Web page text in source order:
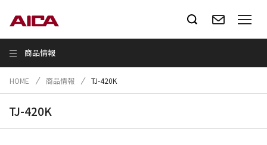
商品情報
HOME 商品情報 TJ-420K
TJ-420K